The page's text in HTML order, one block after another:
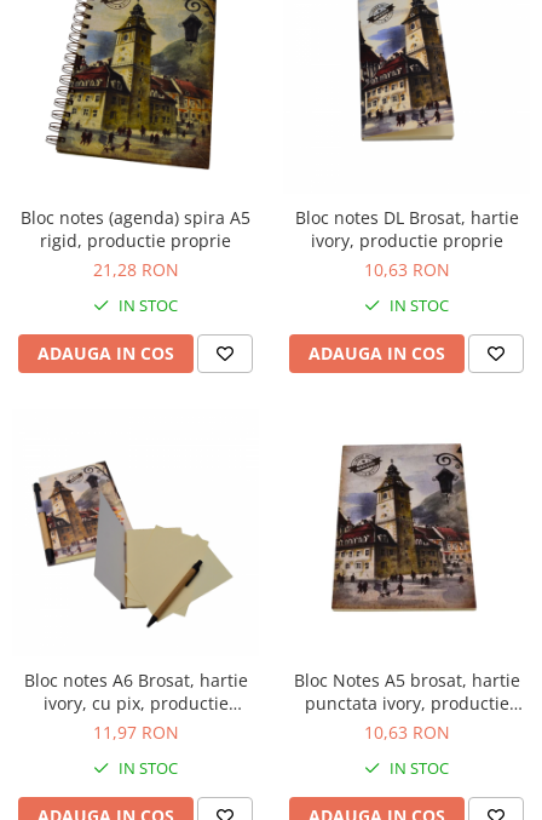
Bloc notes (agenda) spira A5
rigid, productie proprie
21,28 RON
IN STOC
ADAUGA IN COS
Bloc notes DL Brosat, hartie
ivory, productie proprie
10,63 RON
IN STOC
ADAUGA IN COS
Bloc notes A6 Brosat, hartie
ivory, cu pix, productie
proprie
11,97 RON
IN STOC
Bloc Notes A5 brosat, hartie
punctata ivory, productie
proprie
10,63 RON
IN STOC